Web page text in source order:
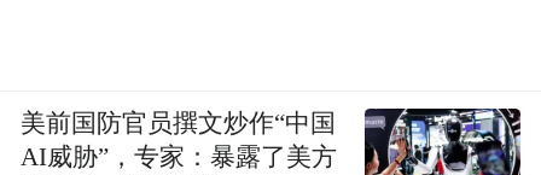
美前国防官员撰文炒作“中国
AI威胁”，专家：暴露了美方